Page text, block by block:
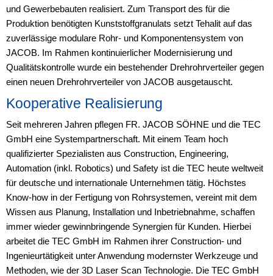
und Gewerbebauten realisiert. Zum Transport des für die
Produktion benötigten Kunststoffgranulats setzt Tehalit auf das
zuverlässige modulare Rohr- und Komponentensystem von
JACOB. Im Rahmen kontinuierlicher Modernisierung und
Qualitätskontrolle wurde ein bestehender Drehrohrverteiler gegen
einen neuen Drehrohrverteiler von JACOB ausgetauscht.
Kooperative Realisierung
Seit mehreren Jahren pflegen FR. JACOB SÖHNE und die TEC
GmbH eine Systempartnerschaft. Mit einem Team hoch
qualifizierter Spezialisten aus Construction, Engineering,
Automation (inkl. Robotics) und Safety ist die TEC heute weltweit
für deutsche und internationale Unternehmen tätig. Höchstes
Know-how in der Fertigung von Rohrsystemen, vereint mit dem
Wissen aus Planung, Installation und Inbetriebnahme, schaffen
immer wieder gewinnbringende Synergien für Kunden. Hierbei
arbeitet die TEC GmbH im Rahmen ihrer Construction- und
Ingenieurtätigkeit unter Anwendung modernster Werkzeuge und
Methoden, wie der 3D Laser Scan Technologie. Die TEC GmbH